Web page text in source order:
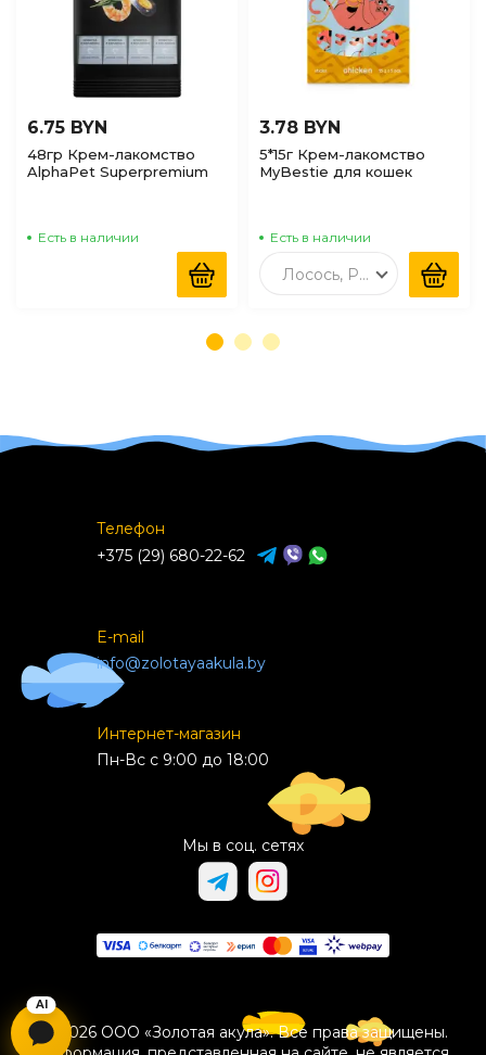
6.75 BYN
48гр Крем-лакомство
AlphaPet Superpremium
Есть в наличии
3.78 BYN
5*15г Крем-лакомство
MyBestie для кошек
Есть в наличии
Лосось, Рыбий жир
Телефон
+375 (29) 680-22-62
E-mail
info@zolotayaakula.by
Интернет-магазин
Пн-Вс с 9:00 до 18:00
Мы в соц. сетях
© 2026 ООО «Золотая акула». Все права защищены.